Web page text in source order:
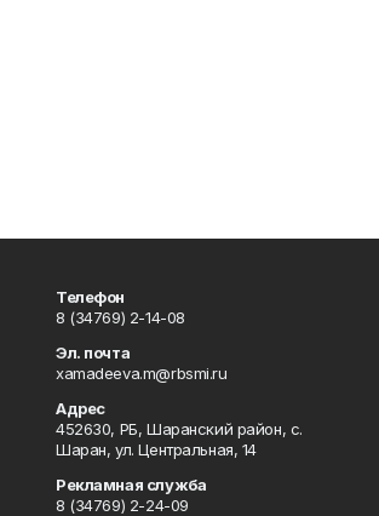
Телефон
8 (34769) 2-14-08
Эл. почта
xamadeeva.m@rbsmi.ru
Адрес
452630, РБ, Шаранский район, с.
Шаран, ул. Центральная, 14
Рекламная служба
8 (34769) 2-24-09